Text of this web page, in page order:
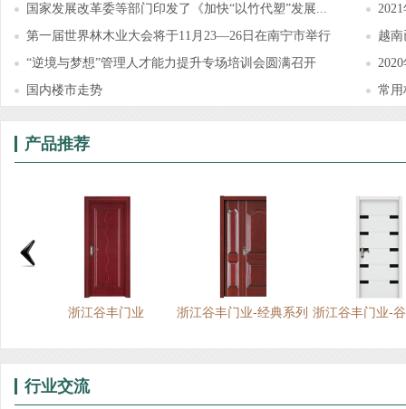
国家发展改革委等部门印发了《加快“以竹代塑”发展...
第一届世界林木业大会将于11月23—26日在南宁市举行
“逆境与梦想”管理人才能力提升专场培训会圆满召开
国内楼市走势
越
常用
产品推荐
浙江谷丰门业 浙江谷丰门业-经典系列 浙江谷丰门业-
行业交流